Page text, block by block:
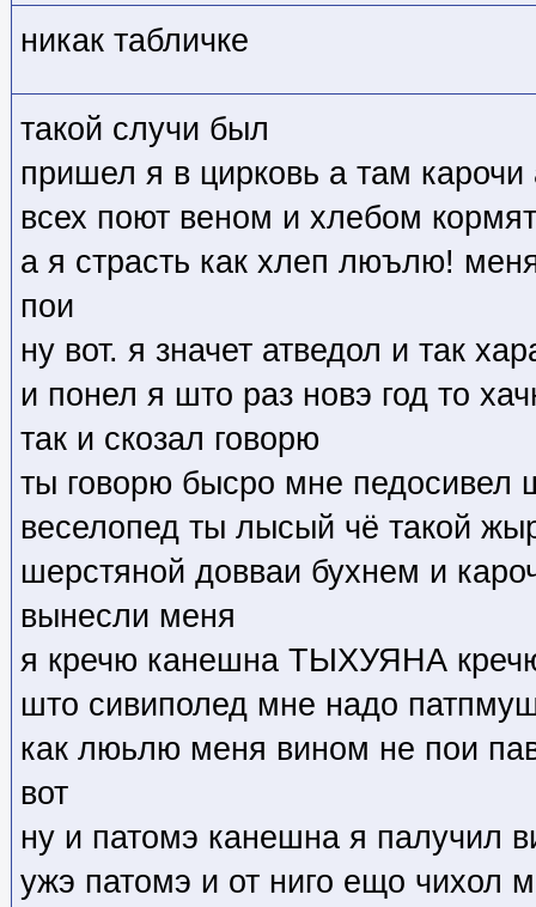
никак табличке
такой случи был
пришел я в цирковь а там карочи
всех поют веном и хлебом кормят
а я страсть как хлеп люълю!
пои
ну вот. я значет атведол и так
и понел я што раз новэ год то
так и скозал говорю
ты говорю бысро мне педосивел
веселопед ты лысый чё такой
шерстяной довваи бухнем и
вынесли меня
я кречю канешна ТЫХУЯНА
што сивиполед мне надо
как люьлю меня вином не пои
вот
ну и патомэ канешна я палучил
ужэ патомэ и от ниго ещо чихол